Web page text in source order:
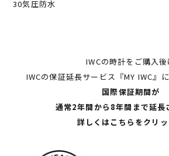
30気圧防水
IWCの時計をご購入後
IWCの保証延長サービス『MY IWC』
国際保証期間が
通常2年間から8年間まで延長
詳しくはこちらをクリ